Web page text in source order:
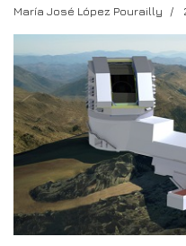
María José López Pourailly